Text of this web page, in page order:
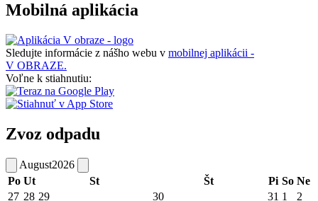
Mobilná aplikácia
Sledujte informácie z nášho webu v mobilnej aplikácii -
V OBRAZE.
Voľne k stiahnutiu:
Zvoz odpadu
August2026
Po Ut St Št Pi So Ne
27 28 29 30 31 1 2